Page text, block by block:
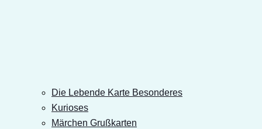
Die Lebende Karte Besonderes
Kurioses
Märchen Grußkarten